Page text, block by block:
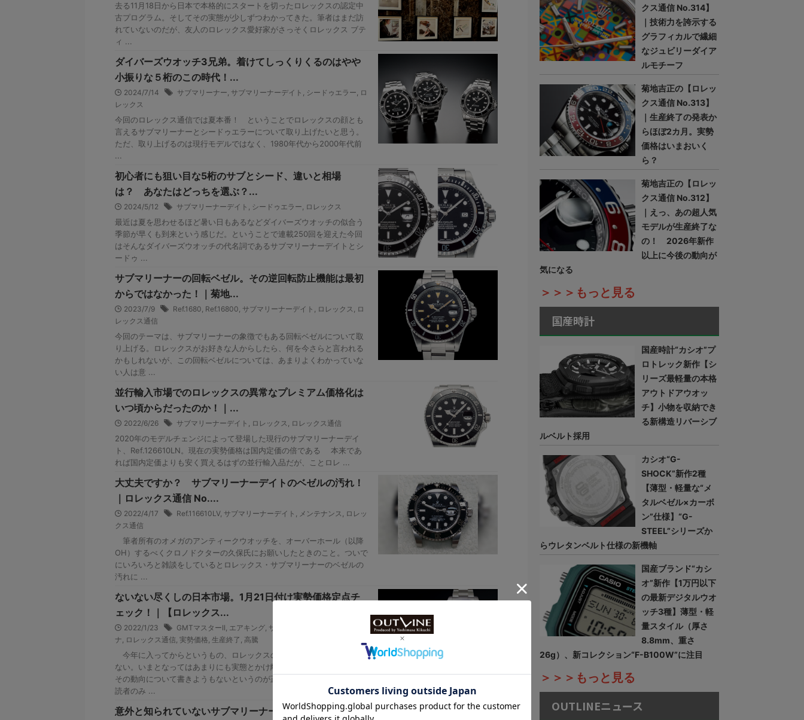
去る11月18日から日本で本格的にスタートを切ったロレックスの認定中
古プログラム。そしてその実態が少しずつわかってきた。筆者はまだ訪
れていないのだが、友人のロレックス愛好家がさっそくロレックス ブテ
ィ ...
ダイバーズウオッチ3兄弟。着けてしっくりくるのはやや
小振りな５桁のこの時代！...
2024/7/14 サブマリーナー, サブマリーナーデイト , シードゥエラー, ロ
レックス
今回のロレックス通信では夏本番！ ということでロレックスの顔とも
言えるサブマリーナーとシードゥエラーについて取り上げたいと思う。
ただ、取り上げるのは現行モデルではなく、1980年代から2000年代前
...
初心者にも狙い目な5桁のサブとシード、違いと相場
は？ あなたはどっちを選ぶ？...
2024/5/12 サブマリーナーデイト , シードゥエラー, ロレックス
最近は夏を思わせるほど暑い日もあるなどダイバーズウオッチの似合う
季節が早くも到来という感じだ。ということで連載250回を迎えた今回
はそんなダイバーズウオッチの代名詞であるサブマリーナーデイトとシ
ードゥ ...
サブマリーナーの回転ベゼル。その逆回転防止機能は最初
からではなかった！｜菊地...
2023/7/9 Ref.1680, Ref.16800, サブマリーナーデイト , ロレックス , ロ
レックス通信
今回のテーマは、サブマリーナーの象徴でもある回転ベゼルについて取
り上げる。ロレックスがお好きな人からしたら、何を今さらと言われる
かもしれないが、この回転ベゼルについては、あまりよくわかっていな
い人は意 ...
並行輸入市場でのロレックスの異常なプレミアム価格化は
いつ頃からだったのか！｜...
2022/6/26 サブマリーナーデイト , ロレックス , ロレックス通信
2020年のモデルチェンジによって登場した現行のサブマリーナーデイ
ト、Ref.126610LN。現在の実勢価格は国内定価の倍である 本来であ
れば国内定価よりも安く買えるはずの並行輸入品だが、ことロレ ...
大丈夫ですか？ サブマリーナーデイトのベゼルの汚れ！
｜ロレックス通信 No....
2022/4/17 Ref.116610LV, サブマリーナーデイト , メンテナンス , ロレッ
クス通信
筆者所有のオメガのアンティークウオッチを、オーバーホール（以降
OH）するべくクロノドクターの久保氏にお願いしたときのこと。ついで
にいろいろと雑談をしているとロレックス・サブマリーナーのベゼルの
汚れに ...
ないない尽くしの日本市場。1月21日付け実勢価格定点チ
ェック！｜【ロレックス...
2022/1/23 GMTマスターII, エアキング, サブマリーナーデイト
ナ, ロレックス通信, 実勢価格, 生産終了 , 高騰
今年に入ってからというもの、ロレックスの実勢価格の上昇が止まら
ない。いまとなってはあまりにも実態とかけ離れすぎてしまい、もはや
その動向について書きようもないというのが正直なところ。おそらくは
読者のみ ...
意外と知られていないサブマリーナーの逆回転防止ベゼル
クス通信 No.314】
｜技術力を誇示する
グラフィカルで繊細
なジュビリーダイア
ルモチーフ
菊地吉正の【ロレッ
クス通信 No.313】
｜生産終了の発表か
らほぼ2カ月。実勢
価格はいまおいく
ら？
菊地吉正の【ロレッ
クス通信 No.312】
｜えっ、あの超人気
モデルが生産終了な
の！ 2026年新作
以上に今後の動向が
気になる
＞＞＞もっと見る
国産時計
国産時計“カシオ”プ
ロトレック新作【シ
リーズ最軽量の本格
アウトドアウオッ
チ】小物を収納でき
る新構造リバーシブ
ルベルト採用
カシオ“G-
SHOCK”新作2種
【薄型・軽量な“メ
タルベゼル×カーボ
ン”仕様】“G-
STEEL”シリーズか
らウレタンベルト仕様の新機軸
国産ブランド“カシ
オ”新作【1万円以下
の最新デジタルウオ
ッチ3種】薄型・軽
量スタイル（厚さ
8.8mm、重さ
26g）、新コレクション“F-B100W”に注目
＞＞＞もっと見る
OUTLINEニュース